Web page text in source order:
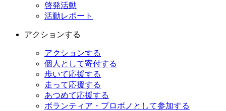
啓発活動
活動レポート
アクションする
アクションする
個人として寄付する
歩いて応援する
走って応援する
あつめて応援する
ボランティア・プロボノとして参加する